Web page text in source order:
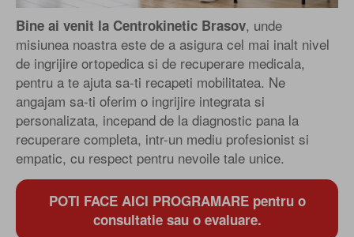
Bine ai venit la Centrokinetic Brasov, unde
misiunea noastra este de a asigura cel mai inalt nivel
de ingrijire ortopedica si de recuperare medicala,
pentru a te ajuta sa-ti recapeti mobilitatea. Ne
angajam sa-ti oferim o ingrijire integrata si
personalizata, incepand de la diagnostic pana la
recuperare completa, intr-un mediu profesionist si
empatic, cu respect pentru nevoile tale unice.
POTI FACE AICI PROGRAMARE pentru o
consultatie sau o evaluare.